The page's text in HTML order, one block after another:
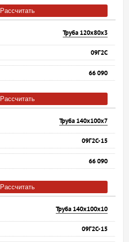
Рассчитать
Труба 120х80х3
09Г2С
66 090
Рассчитать
Труба 140х100х7
09Г2С-15
66 090
Рассчитать
Труба 140х100х10
09Г2С-15